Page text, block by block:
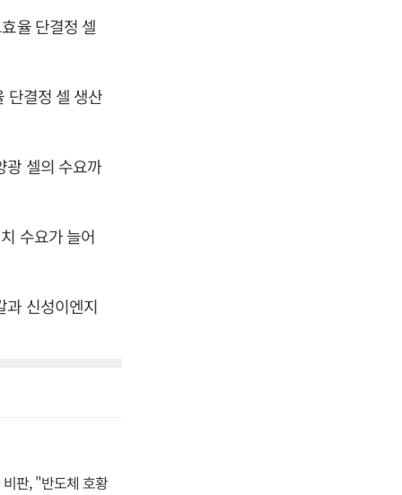
율 단결정 셀
단결정 셀 생산
광 셀의 수요까
수요가 늘어
과 신성이엔지
판, "반도체 호황